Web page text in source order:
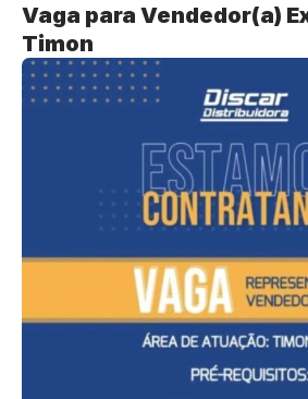
Vaga para Vendedor(a)
Timon